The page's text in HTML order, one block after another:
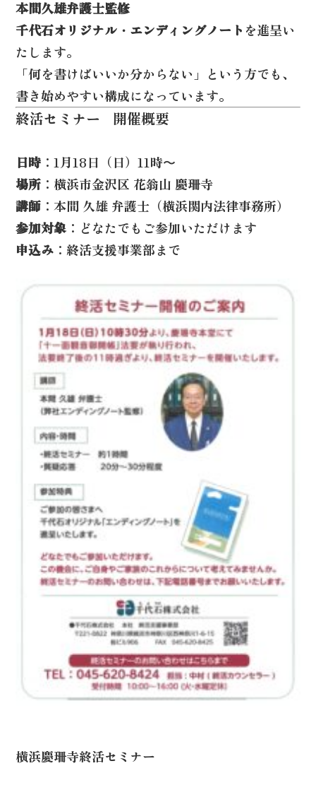
本間久雄弁護士監修
千代石オリジナル・エンディングノート を進呈い
たします。
「何を書けばいいか分からない」という方でも、
書き始めやすい構成になっています。
終活セミナー 開催概要
日時 ：1月18日（日）11時〜
場所 ：横浜市金沢区 花翁山 慶珊寺
講師 ：本間 久雄 弁護士（横浜関内法律事務所）
参加対象：どなたでもご参加いただけます
申込み ：終活支援事業部まで
横浜慶珊寺終活セミナー